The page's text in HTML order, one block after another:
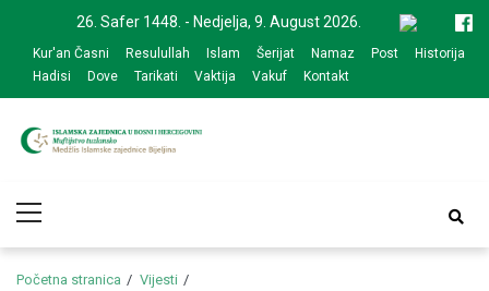
navigation
content
26. Safer 1448. - Nedjelja, 9. August 2026.
Kur'an Časni Resulullah Islam Šerijat Namaz Post
Historija
Hadisi
Dove Tarikati Vaktija Vakuf Kontakt
zajednice Bijeljina
Menu
Početna stranica
Vijesti